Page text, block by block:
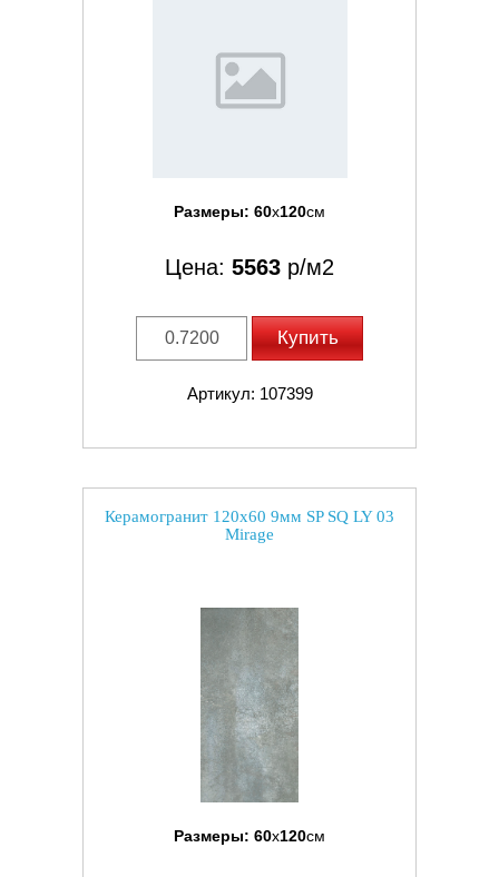
Размеры: 60x120см
Цена: 5563 р/м2
Купить
Артикул: 107399
Керамогранит 120x60 9мм SP SQ LY 03
Mirage
Размеры: 60x120см